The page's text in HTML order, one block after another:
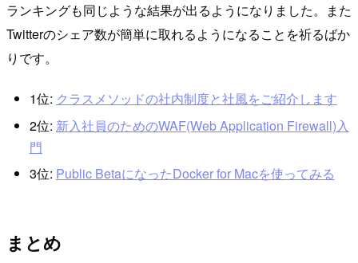
ランキングも同じような結果が出るようになりました。また
Twitterのシェア数が簡単に取れるようになることを祈るばか
りです。
1位: クラスメソッドの社内制度と社風をご紹介します
2位: 新入社員のためのWAF(Web Application Firewall)入
門
3位: Public BetaになったDocker for Macを使ってみる
まとめ